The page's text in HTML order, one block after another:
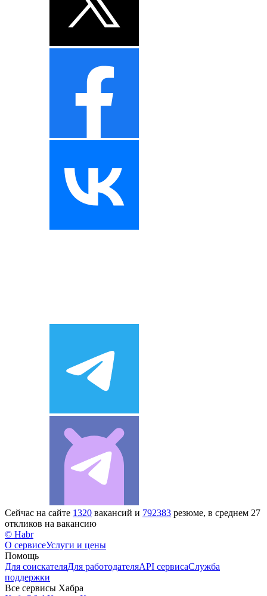
Сейчас на сайте 1320 вакансий и 792383 резюме, в среднем 27
откликов на вакансию
© Habr
О сервисеУслуги и цены
Помощь
Для соискателяДля работодателяAPI сервисаСлужба
поддержки
Все сервисы Хабра